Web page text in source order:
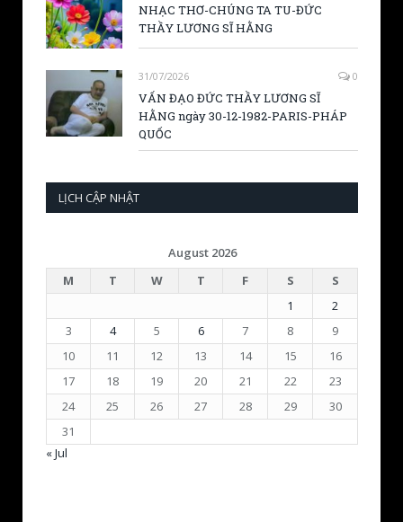
NHẠC THƠ-CHÚNG TA TU-ĐỨC
THẦY LƯƠNG SĨ HẰNG
31/07/2026 0
VẤN ĐẠO ĐỨC THẦY LƯƠNG SĨ
HẰNG ngày 30-12-1982-PARIS-PHÁP
QUỐC
LỊCH CẬP NHẬT
August 2026
M
T W T F S
S
1
2
3
4 5 6 7 8
9
10
11 12 13 14 15
16
17
18 19 20 21 22
23
24
25 26 27 28 29
30
31
« Jul